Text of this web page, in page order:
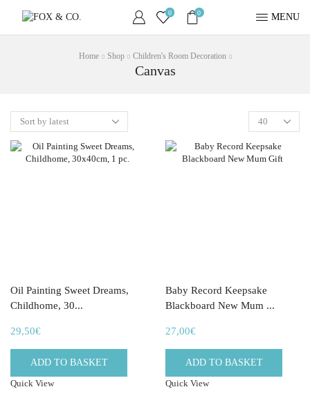
0 0 MENU
Home Shop Children's Room Decoration
Canvas
Oil Painting Sweet Dreams,
Childhome, 30...
29,50€
ADD TO BASKET
Quick View
Baby Record Keepsake
Blackboard New Mum ...
27,00€
ADD TO BASKET
Quick View